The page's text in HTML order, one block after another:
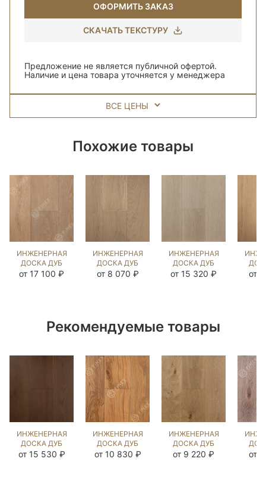
ОФОРМИТЬ ЗАКАЗ
СКАЧАТЬ ТЕКСТУРУ
Предложение не является публичной офертой.
Наличие и цена товара уточняется у менеджера
ВСЕ ЦЕНЫ
Похожие товары
ИНЖЕНЕРНАЯ
ДОСКА ДУБ
PRESTON
от 17 100 ₽
ИНЖЕНЕРНАЯ
ДОСКА ДУБ
СТЭЙН
от 8 070 ₽
ИНЖЕНЕРНАЯ
ДОСКА ДУБ
МИЛТА OIL
от 15 320 ₽ от
Рекомендуемые товары
ИНЖЕНЕРНАЯ
ДОСКА ДУБ
ЧЁРНЫЙ
от 15 530 ₽
ИНЖЕНЕРНАЯ
ДОСКА ДУБ
МЕЛАССА
от 10 830 ₽
ИНЖЕНЕРНАЯ
ДОСКА ДУБ
РИДС OIL
от 9 220 ₽ от